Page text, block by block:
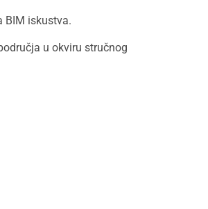
BIM iskustva.
u okviru stručnog